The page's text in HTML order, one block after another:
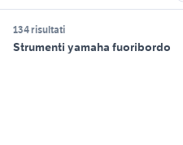
134 risultati
Strumenti yamaha fuoribordo